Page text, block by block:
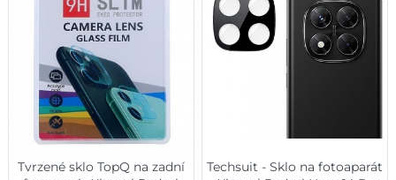
Tvrzené sklo TopQ na zadní
Techsuit - Sklo na fotoaparát